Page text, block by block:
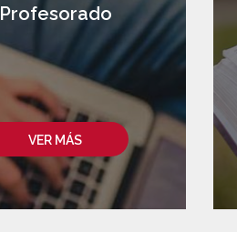
VER MÁS
Profesorado